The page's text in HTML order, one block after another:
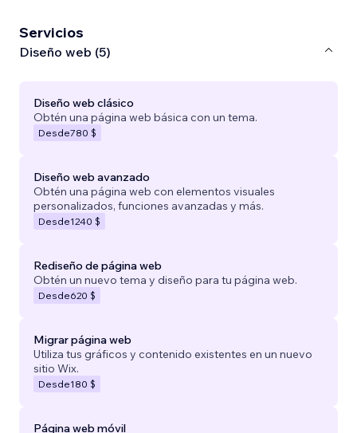
Servicios
Diseño web (5)
Diseño web clásico
Obtén una página web básica con un tema.
Desde780 $
Diseño web avanzado
Obtén una página web con elementos visuales
personalizados, funciones avanzadas y más.
Desde1240 $
Rediseño de página web
Obtén un nuevo tema y diseño para tu página web.
Desde620 $
Migrar página web
Utiliza tus gráficos y contenido existentes en un nuevo
sitio Wix.
Desde180 $
Página web móvil